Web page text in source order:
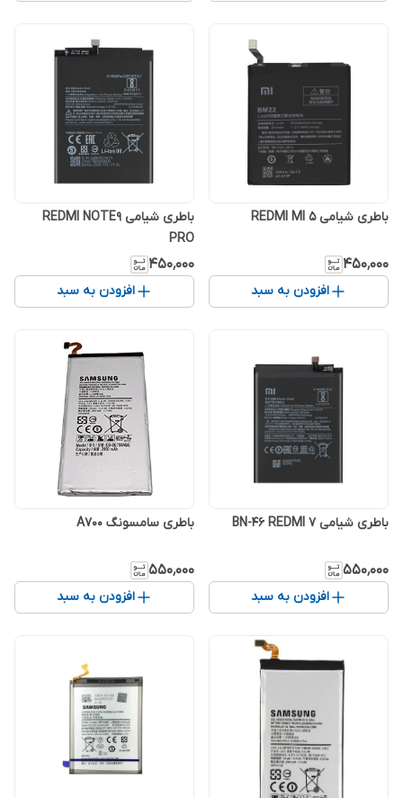
باطری شیامی REDMI MI 5
۴۵۰٬۰۰۰
افزودن به سبد
باطری شیامی REDMI NOTE9
PRO
۴۵۰٬۰۰۰
افزودن به سبد
باطری شیامی BN-46 REDMI 7
۵۵۰٬۰۰۰
افزودن به سبد
باطری سامسونگ A700
۵۵۰٬۰۰۰
افزودن به سبد